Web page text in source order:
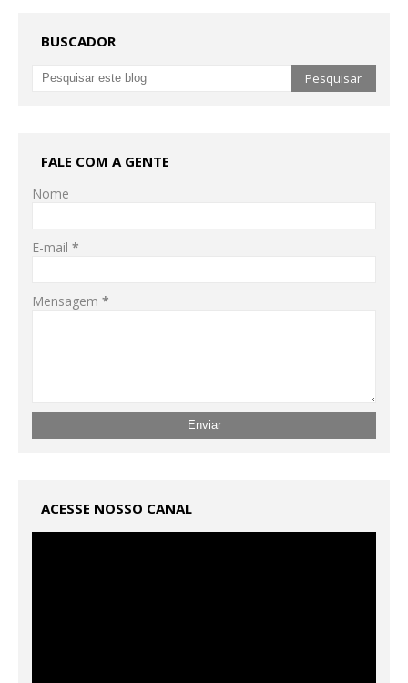
BUSCADOR
FALE COM A GENTE
Nome
E-mail *
Mensagem *
ACESSE NOSSO CANAL